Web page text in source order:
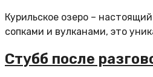
Курильское озеро –
сопками и вулканами, это
Стубб после